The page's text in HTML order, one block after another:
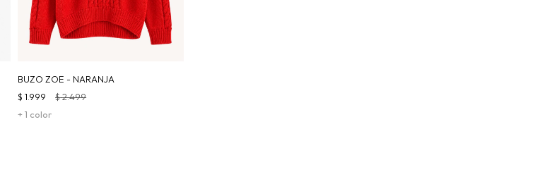
BUZO ZOE - NARANJA
+ 1 color
$ 1.999 $2.499